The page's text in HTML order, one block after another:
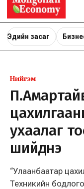
Эдийн засаг
Нийгэм
ухаалаг
шийднэ
“Улаанбаатар
Техникийн